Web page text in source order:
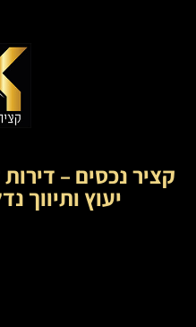
קציר נכסים –
יעוץ ותיווך